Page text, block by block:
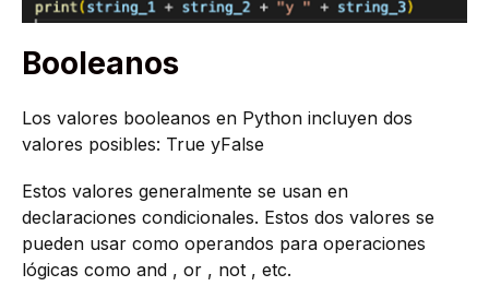
Booleanos
Los valores booleanos en Python incluyen dos
valores posibles: True yFalse
Estos valores generalmente se usan en
declaraciones condicionales. Estos dos valores se
pueden usar como operandos para operaciones
lógicas como and , or , not , etc.